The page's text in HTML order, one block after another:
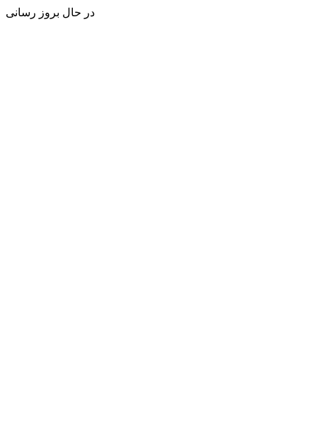
در حال بروز رسانی